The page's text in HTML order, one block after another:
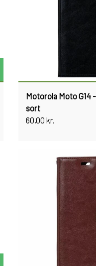
Motorola Moto G14
sort
60,00 kr.